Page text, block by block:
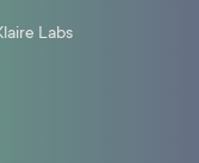
Labs